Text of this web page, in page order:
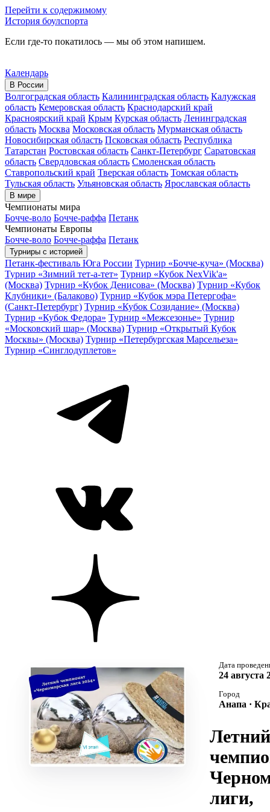
Перейти к содержимому
История боулспорта
Если где-то покатилось — мы об этом напишем.
Календарь
В России
Волгоградская область Калининградская область Калужская
область Кемеровская область Краснодарский край
Красноярский край Крым Курская область Ленинградская
область Москва Московская область Мурманская область
Новосибирская область Псковская область Республика
Татарстан Ростовская область Санкт-Петербург Саратовская
область Свердловская область Смоленская область
Ставропольский край Тверская область Томская область
Тульская область Ульяновская область Ярославская область
В мире
Чемпионаты мира
Бочче-воло Бочче-раффа Петанк
Чемпионаты Европы
Бочче-воло Бочче-раффа Петанк
Турниры с историей
Петанк-фестиваль Юга России Турнир «Бочче-куча» (Москва)
Турнир «Зимний тет-а-тет» Турнир «Кубок NexVik'a»
(Москва) Турнир «Кубок Денисова» (Москва) Турнир «Кубок
Клубники» (Балаково) Турнир «Кубок мэра Петергофа»
(Санкт-Петербург) Турнир «Кубок Созидание» (Москва)
Турнир «Кубок Федора» Турнир «Межсезонье» Турнир
«Московский шар» (Москва) Турнир «Открытый Кубок
Москвы» (Москва) Турнир «Петербургская Марсельеза»
Турнир «Синглодуплетов»
Дата
24 августа
Город
Анапа ·
Летний
лиги,